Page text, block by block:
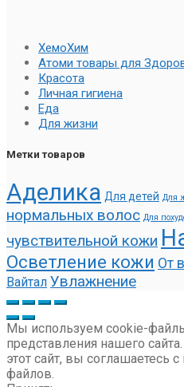
ХемоХим
Атоми товары для
Красота
Личная гигиена
Еда
Для жизни
Метки товаров
Аделика Для детей Для
нормальных волос Для
чувствительной кожи
Осветление кожи От
Вайтал Увлажнение
Мы используем cookie-
представления нашего
этот сайт, вы соглашаетесь
файлов.